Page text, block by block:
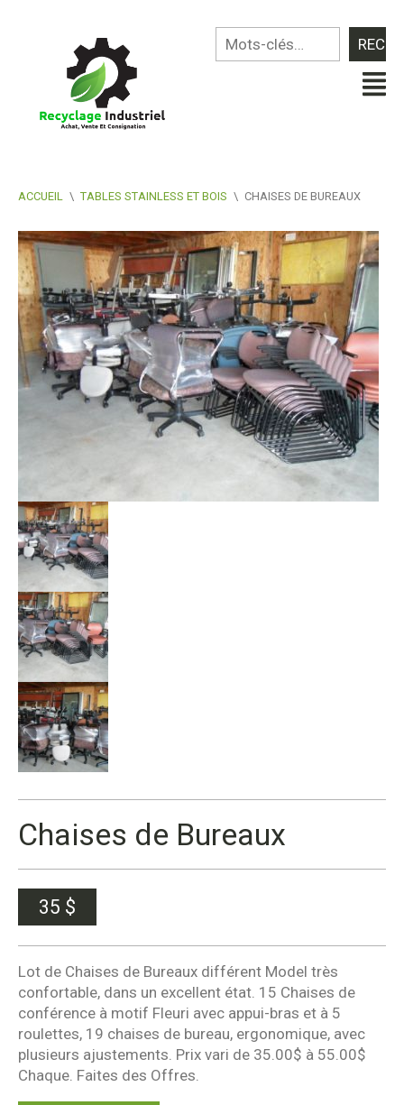
ACCUEIL \ TABLES STAINLESS ET BOIS \ CHAISES DE BUREAUX
Chaises de Bureaux
35 $
Lot de Chaises de Bureaux différent Model très
confortable, dans un excellent état. 15 Chaises de
conférence à motif Fleuri avec appui-bras et à 5
roulettes, 19 chaises de bureau, ergonomique, avec
plusieurs ajustements. Prix vari de 35.00$ à 55.00$
Chaque. Faites des Offres.